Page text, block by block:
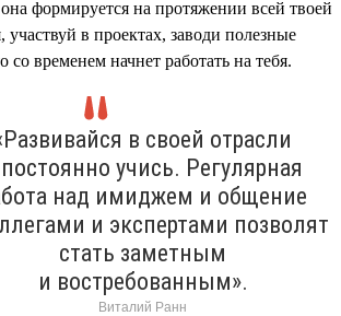
формируется на протяжении всей твоей
участвуй в проектах, заводи полезные
со временем начнет работать на тебя.
в своей отрасли
учись. Регулярная
над имиджем и общение
и экспертами позволят
стать заметным
и востребованным».
Виталий Ранн